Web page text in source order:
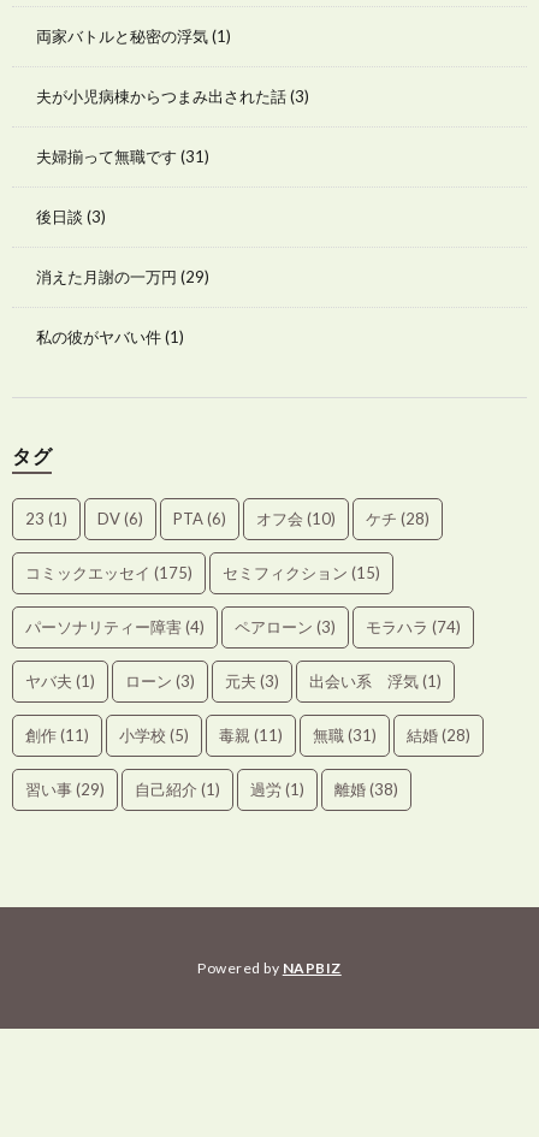
両家バトルと秘密の浮気(1)
夫が小児病棟からつまみ出された話(3)
夫婦揃って無職です (31)
後日談 (3)
消えた月謝の一万円 (29)
私の彼がヤバい件(1)
タグ
23 (1) DV(6) PTA(6) オフ会 (10) ケチ (28)
コミックエッセイ (175) セミフィクション (15)
パーソナリティー障害(4) ペアローン (3) モラハラ (74)
ヤバ夫 (1) ローン (3) 元夫 (3) 出会い系 浮気(1)
創作(11) 小学校 (5) 毒親 (11) 無職(31) 結婚(28)
習い事(29) 自己紹介 (1) 過労(1) 離婚(38)
Powered by NAPBIZ